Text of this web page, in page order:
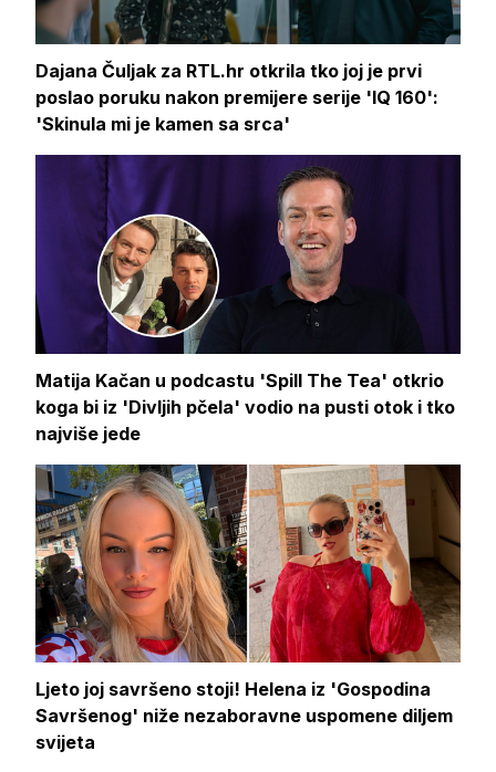
Dajana Čuljak za RTL.hr otkrila tko joj je prvi
poslao poruku nakon premijere serije 'IQ 160':
'Skinula mi je kamen sa srca'
Matija Kačan u podcastu 'Spill The Tea' otkrio
koga bi iz 'Divljih pčela' vodio na pusti otok i tko
najviše jede
Ljeto joj savršeno stoji! Helena iz 'Gospodina
Savršenog' niže nezaboravne uspomene diljem
svijeta